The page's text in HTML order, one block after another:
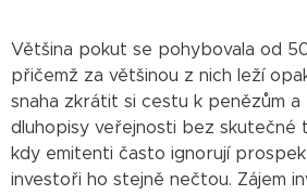
Většina pokut se pohybovala od
přičemž za většinou z nich leží
snaha zkrátit si cestu k penězům
dluhopisy veřejnosti bez skutečné
kdy emitenti často ignorují
investoři ho stejně nečtou. Zájem